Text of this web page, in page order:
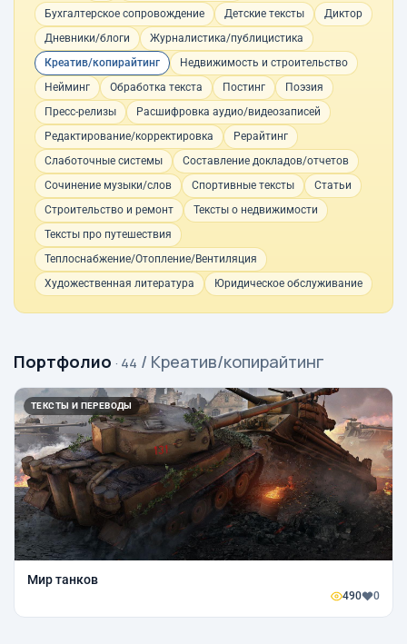
Бухгалтерское сопровождение
Детские тексты
Диктор
Дневники/блоги
Журналистика/публицистика
Креатив/копирайтинг
Недвижимость и строительство
Нейминг
Обработка текста Постинг
Поэзия
Пресс-релизы
Расшифровка аудио/видеозаписей
Редактирование/корректировка
Рерайтинг
Слаботочные системы
Составление докладов/отчетов
Сочинение музыки/слов
Спортивные тексты
Статьи
Строительство и ремонт
Тексты о недвижимости
Тексты про путешествия
Теплоснабжение/Отопление/Вентиляция
Художественная литература
Юридическое обслуживание
Портфолио · 44 / Креатив/копирайтинг
ТЕКСТЫ И ПЕРЕВОДЫ
Мир танков
490 0